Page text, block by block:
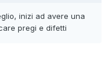
inizi ad avere una
pregi e difetti